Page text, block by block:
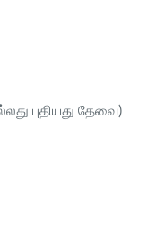
புதியது தேவை)